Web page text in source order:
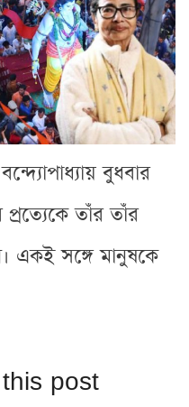
বুধবার
তাঁর তাঁর
একই সঙ্গে মানুষকে
post